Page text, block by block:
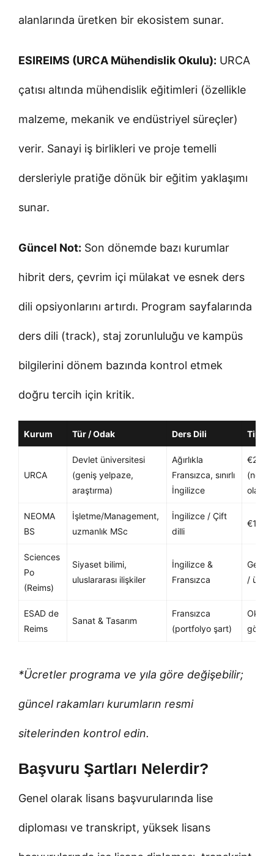
alanlarında üretken bir ekosistem sunar.
ESIREIMS (URCA Mühendislik Okulu): URCA
çatısı altında mühendislik eğitimleri (özellikle
malzeme, mekanik ve endüstriyel süreçler)
verir. Sanayi iş birlikleri ve proje temelli
dersleriyle pratiğe dönük bir eğitim yaklaşımı
sunar.
Güncel Not: Son dönemde bazı kurumlar
hibrit ders, çevrim içi mülakat ve esnek ders
dili opsiyonlarını artırdı. Program sayfalarında
ders dili (track), staj zorunluluğu ve kampüs
bilgilerini dönem bazında kontrol etmek
doğru tercih için kritik.
Kurum Tür / Odak Ders Dili Tipik
URCA
Devlet üniversitesi
(geniş yelpaze,
araştırma)
Ağırlıkla
Fransızca, sınırlı
İngilizce
(non-
NEOMA
BS
İşletme/Management,
uzmanlık MSc
İngilizce / Çift
dilli
Sciences
Po
(Reims)
Siyaset bilimi,
uluslararası ilişkiler
İngilizce &
Fransızca
Gelire
/ üst
ESAD de
Reims
Sanat & Tasarım
Fransızca
(portfolyo şart)
Okula
göre
*Ücretler programa ve yıla göre değişebilir;
güncel rakamları kurumların resmi
sitelerinden kontrol edin.
Başvuru Şartları Nelerdir?
Genel olarak lisans başvurularında lise
diploması ve transkript, yüksek lisans